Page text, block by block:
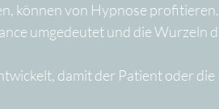
können von Hypnose profitieren.
umgedeutet und die Wurzeln
damit der Patient oder